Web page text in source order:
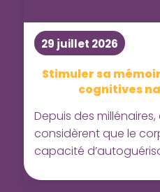
Stimuler sa
cognitives
29 juillet 2026
Depuis des
considèrent que le
capacité